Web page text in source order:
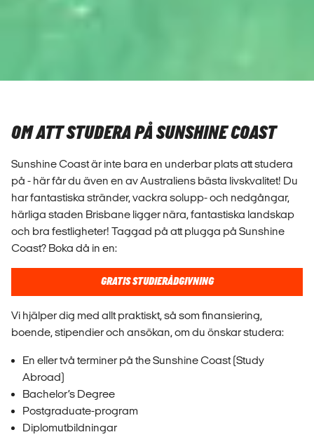
OM ATT STUDERA PÅ SUNSHINE COAST
Sunshine Coast är inte bara en underbar plats att studera
på - här får du även en av Australiens bästa livskvalitet! Du
har fantastiska stränder, vackra solupp- och nedgångar,
härliga staden Brisbane ligger nära, fantastiska landskap
och bra festligheter! Taggad på att plugga på Sunshine
Coast? Boka då in en:
GRATIS STUDIERÅDGIVNING
Vi hjälper dig med allt praktiskt, så som finansiering,
boende, stipendier och ansökan, om du önskar studera:
En eller två terminer på the Sunshine Coast (Study
Abroad)
Bachelor’s Degree
Postgraduate-program
Diplomutbildningar